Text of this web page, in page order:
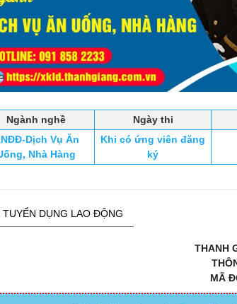
Ngành nghề Ngày thi
Dịch Vụ Ăn
Nhà Hàng
Khi có ứng viên đăng
ký
DỤNG LAO ĐỘNG
THANH
MÃ